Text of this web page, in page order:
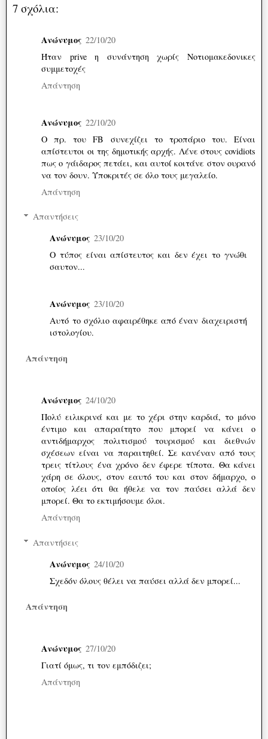
7 σχόλια:
Ανώνυμος 22/10/20
Ήταν prive η συνάντηση χωρίς Νοτιομακεδονικες
συμμετοχές
Απάντηση
Ανώνυμος 22/10/20
Ο πρ. του FB συνεχίζει το τροπάριο του. Είναι
απίστευτοι οι της δημοτικής αρχής. Λένε στους covidiots
πως ο γάιδαρος πετάει, και αυτοί κοιτάνε στον ουρανό
να τον δουν. Υποκριτές σε όλο τους μεγαλείο.
Απάντηση
Απαντήσεις
Ανώνυμος 23/10/20
Ο τύπος είναι απίστευτος και δεν έχει το γνώθι
σαυτον...
Ανώνυμος 23/10/20
Αυτό το σχόλιο αφαιρέθηκε από έναν διαχειριστή
ιστολογίου.
Απάντηση
Ανώνυμος 24/10/20
Πολύ ειλικρινά και με το χέρι στην καρδιά, το μόνο
έντιμο και απαραίτητο που μπορεί να κάνει ο
αντιδήμαρχος πολιτισμού τουρισμού και διεθνών
σχέσεων είναι να παραιτηθεί. Σε κανέναν από τους
τρεις τίτλους ένα χρόνο δεν έφερε τίποτα. Θα κάνει
χάρη σε όλους, στον εαυτό του και στον δήμαρχο, ο
οποίος λέει ότι θα ήθελε να τον παύσει αλλά δεν
μπορεί. Θα το εκτιμήσουμε όλοι.
Απάντηση
Απαντήσεις
Ανώνυμος 24/10/20
Σχεδόν όλους θέλει να παύσει αλλά δεν μπορεί...
Απάντηση
Ανώνυμος 27/10/20
Γιατί όμως, τι τον εμπόδιζει;
Απάντηση